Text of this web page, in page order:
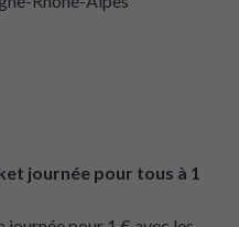
Challenge Mobilité !
de l'Allier sur le
Rhône-Alpes